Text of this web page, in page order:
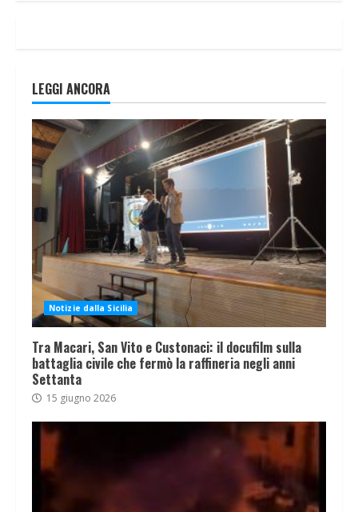
LEGGI ANCORA
Notizie dalla Sicilia
Tra Macari, San Vito e Custonaci: il docufilm sulla
battaglia civile che fermò la raffineria negli anni
Settanta
15 giugno 2026